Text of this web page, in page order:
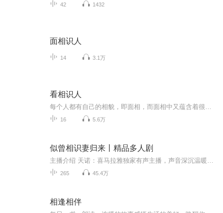
42 1432
面相识人
14 3.1万
看相识人
16 5.6万
似曾相识妻归来丨精品多人剧
265 45.4万
相逢相伴